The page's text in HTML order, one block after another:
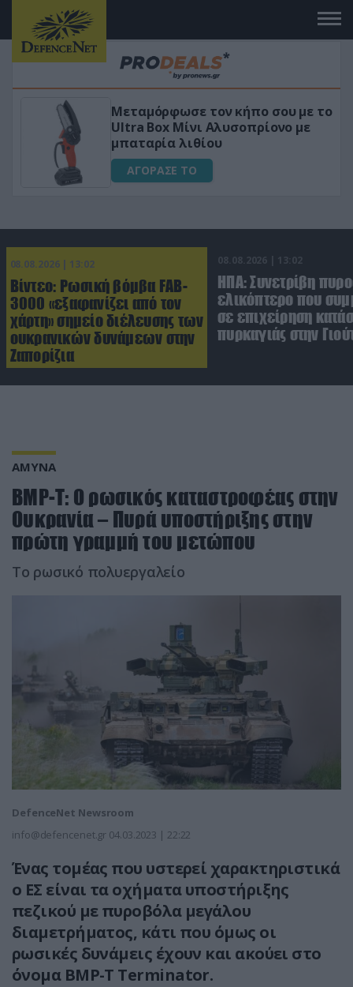
Μεταμόρφωσε τον κήπο σου με το
Ultra Box Μίνι Αλυσοπρίονο με
μπαταρία λιθίου
ΑΓΟΡΑΣΕ ΤΟ
08.08.2026 | 13:02
Βίντεο: Ρωσική βόμβα FAB-
3000 «εξαφανίζει από τον
χάρτη» σημείο διέλευσης των
ουκρανικών δυνάμεων στην
Ζαπορίζια
08.08.2026 | 13:02
ΗΠΑ: Συνετρίβη
ελικόπτερο που
σε επιχείρηση
πυρκαγιάς στην
ΑΜΥΝΑ
BMP-T: Ο ρωσικός καταστροφέας στην
Ουκρανία – Πυρά υποστήριξης στην
πρώτη γραμμή του μετώπου
Το ρωσικό πολυεργαλείο
DefenceNet Newsroom
info@defencenet.gr 04.03.2023 | 22:22
Ένας τομέας που υστερεί χαρακτηριστικά
ο ΕΣ είναι τα οχήματα υποστήριξης
πεζικού με πυροβόλα μεγάλου
διαμετρήματος, κάτι που όμως οι
ρωσικές δυνάμεις έχουν και ακούει στο
όνομα BMP-T Terminator.